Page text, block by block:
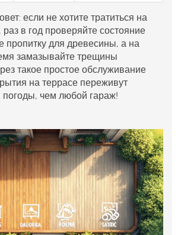
если не хотите тратиться на
в год проверяйте состояние
пропитку для древесины, а на
замазывайте трещины
такое простое обслуживание
на террасе переживут
чем любой гараж!